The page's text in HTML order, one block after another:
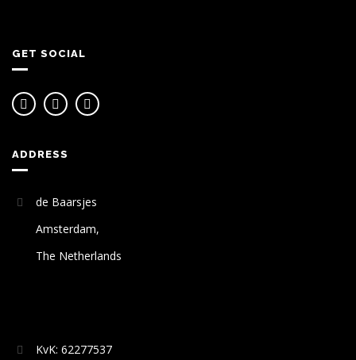
GET SOCIAL
ADDRESS
de Baarsjes
Amsterdam,
The Netherlands
KvK: 62277537